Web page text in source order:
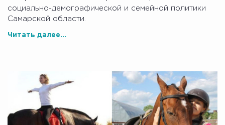
социально-демографической и семейной политики
Самарской области.
Читать далее...